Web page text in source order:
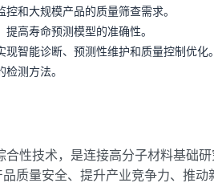
和大规模产品的质量筛查需求。
高寿命预测模型的准确性。
智能诊断、预测性维护和质量控制优化。
测方法。
性技术，是连接高分子材料基础
质量安全、提升产业竞争力、推动